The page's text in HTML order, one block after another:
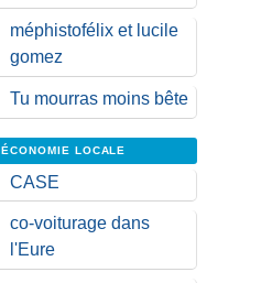
méphistofélix et lucile
gomez
Tu mourras moins bête
ÉCONOMIE LOCALE
CASE
co-voiturage dans
l'Eure